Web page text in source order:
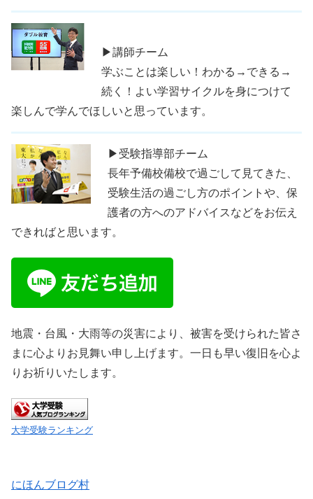
▶講師チーム
学ぶことは楽しい！わかる→できる→
続く！よい学習サイクルを身につけて
楽しんで学んでほしいと思っています。
▶受験指導部チーム
長年予備校備校で過ごして見てきた、
受験生活の過ごし方のポイントや、保
護者の方へのアドバイスなどをお伝え
できればと思います。
地震・台風・大雨等の災害により、被害を受けられた皆さ
まに心よりお見舞い申し上げます。一日も早い復旧を心よ
りお祈りいたします。
大学受験ランキング
にほんブログ村